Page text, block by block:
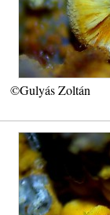
©Gulyás Zoltán